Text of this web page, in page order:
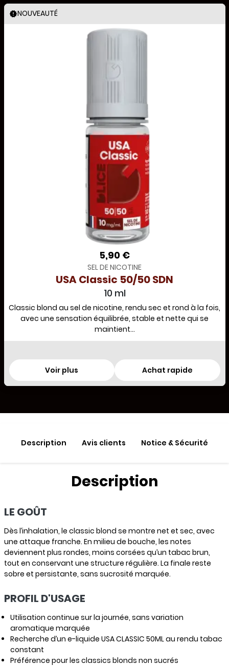
NOUVEAUTÉ
5,90 €
SEL DE NICOTINE
USA Classic 50/50 SDN
10 ml
Classic blond au sel de nicotine, rendu sec et rond à la fois,
avec une sensation équilibrée, stable et nette qui se
maintient...
Voir plus Achat rapide
Description Avis clients Notice & Sécurité
Description
LE GOÛT
Dès l’inhalation, le classic blond se montre net et sec, avec
une attaque franche. En milieu de bouche, les notes
deviennent plus rondes, moins corsées qu’un tabac brun,
tout en conservant une structure régulière. La finale reste
sobre et persistante, sans sucrosité marquée.
PROFIL D'USAGE
Utilisation continue sur la journée, sans variation
aromatique marquée
Recherche d’un e-liquide USA CLASSIC 50ML au rendu tabac
constant
Préférence pour les classics blonds non sucrés